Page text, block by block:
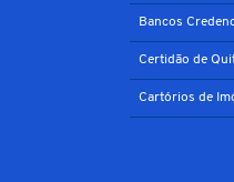
Bancos
Certidão de
Cartórios de